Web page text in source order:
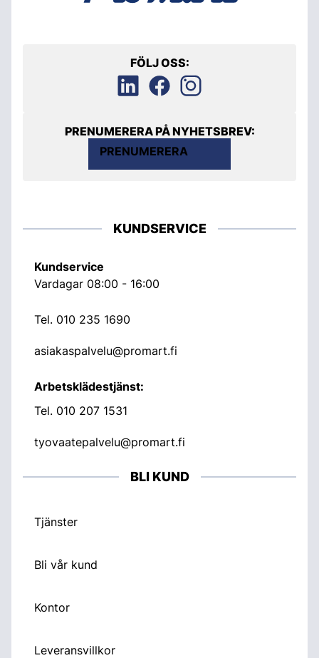
FÖLJ OSS:
PRENUMERERA PÅ NYHETSBREV:
PRENUMERERA
KUNDSERVICE
Kundservice
Vardagar 08:00 - 16:00
Tel. 010 235 1690
asiakaspalvelu@promart.fi
Arbetsklädestjänst:
Tel. 010 207 1531
tyovaatepalvelu@promart.fi
BLI KUND
Tjänster
Bli vår kund
Kontor
Leveransvillkor